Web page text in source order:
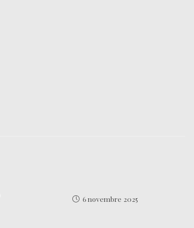
6 novembre 2025